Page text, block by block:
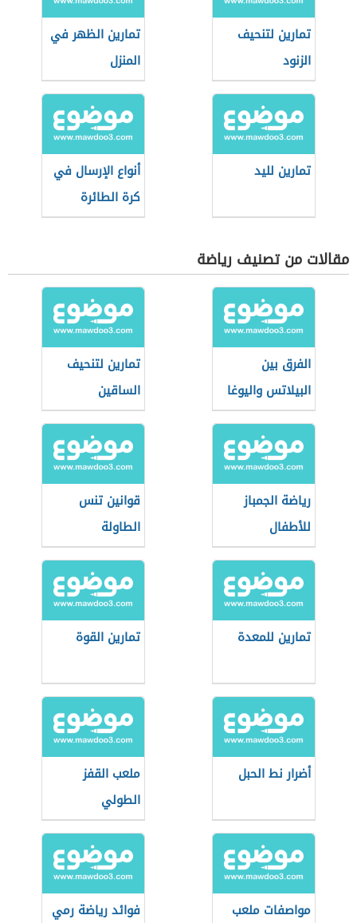
تمارين لتنحيف
الزنود
تمارين الظهر في
المنزل
تمارين لليد
أنواع الإرسال في
كرة الطائرة
مقالات من تصنيف رياضة
الفرق بين
البيلاتس واليوغا
تمارين لتنحيف
الساقين
رياضة الجمباز
للأطفال
قوانين تنس
الطاولة
تمارين للمعدة تمارين القوة
أضرار نط الحبل
ملعب القفز
الطولي
مواصفات ملعب
فوائد رياضة رمي